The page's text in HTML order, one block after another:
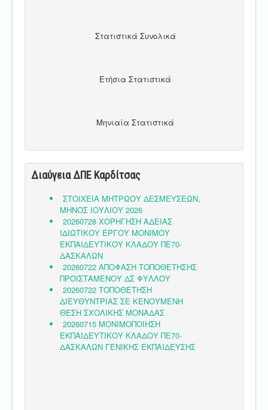
Στατιστικά Συνολικά
Ετήσια Στατιστικά
Μηνιαία Στατιστικά
Διαύγεια ΔΠΕ Καρδίτσας